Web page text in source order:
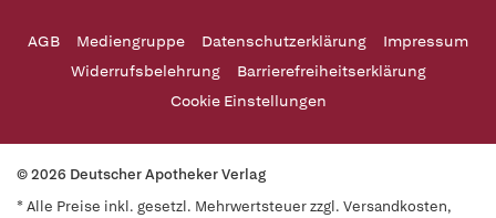
AGB Mediengruppe Datenschutzerklärung
Impressum
Widerrufsbelehrung
Barrierefreiheitserklärung
Cookie Einstellungen
© 2026 Deutscher Apotheker Verlag
* Alle Preise inkl. gesetzl. Mehrwertsteuer zzgl. Versandkosten,